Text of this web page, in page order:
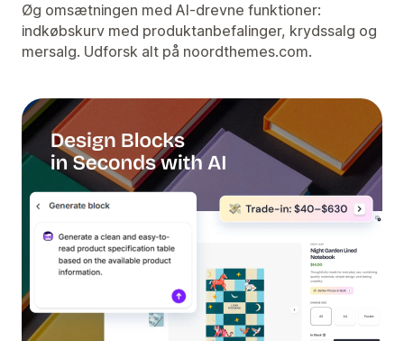
Øg omsætningen med AI-drevne funktioner:
indkøbskurv med produktanbefalinger, krydssalg og
mersalg. Udforsk alt på noordthemes.com.